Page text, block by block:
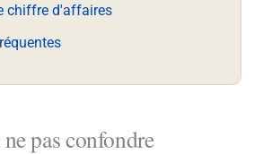
chiffre d'affaires
pas confondre